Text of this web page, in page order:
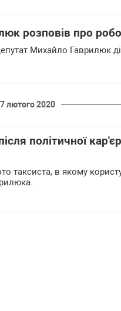
розповів про
Михайло Гаврилюк
лютого 2020
політичної
таксиста, в якому